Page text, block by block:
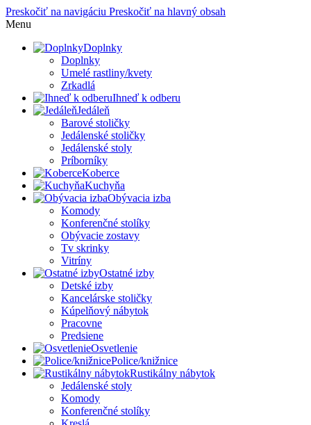
Preskočiť na navigáciu Preskočiť na hlavný obsah
Menu
Doplnky
Doplnky
Umelé rastliny/kvety
Zrkadlá
Ihneď k odberu
Jedáleň
Barové stoličky
Jedálenské stoličky
Jedálenské stoly
Príborníky
Koberce
Kuchyňa
Obývacia izba
Komody
Konferenčné stolíky
Obývacie zostavy
Tv skrinky
Vitríny
Ostatné izby
Detské izby
Kancelárske stoličky
Kúpelňový nábytok
Pracovne
Predsiene
Osvetlenie
Police/knižnice
Rustikálny nábytok
Jedálenské stoly
Komody
Konferenčné stolíky